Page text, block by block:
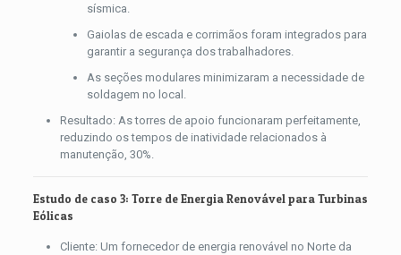
sísmica.
Gaiolas de escada e corrimãos foram integrados para
garantir a segurança dos trabalhadores.
As seções modulares minimizaram a necessidade de
soldagem no local.
Resultado: As torres de apoio funcionaram perfeitamente,
reduzindo os tempos de inatividade relacionados à
manutenção, 30%.
Estudo de caso 3: Torre de Energia Renovável para Turbinas
Eólicas
Cliente: Um fornecedor de energia renovável no Norte da